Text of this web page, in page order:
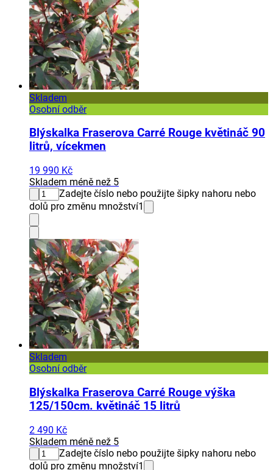
Skladem
Osobní odběr
Blýskalka Fraserova Carré Rouge květináč 90
litrů, vícekmen
19 990 Kč
Skladem méně než 5
Zadejte číslo nebo použijte šipky nahoru nebo
dolů pro změnu množství1
Skladem
Osobní odběr
Blýskalka Fraserova Carré Rouge výška
125/150cm. květináč 15 litrů
2 490 Kč
Skladem méně než 5
Zadejte číslo nebo použijte šipky nahoru nebo
dolů pro změnu množství1